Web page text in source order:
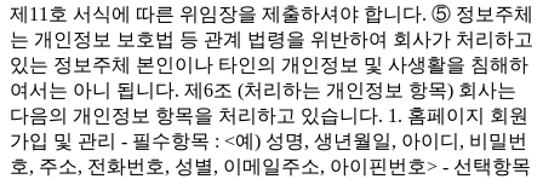
제11호 서식에 따른 위임장을 제출하셔야 합니다. ⑤ 정보주체
는 개인정보 보호법 등 관계 법령을 위반하여 회사가 처리하고
있는 정보주체 본인이나 타인의 개인정보 및 사생활을 침해하
여서는 아니 됩니다. 제6조 (처리하는 개인정보 항목) 회사는
다음의 개인정보 항목을 처리하고 있습니다. 1. 홈페이지 회원
가입 및 관리 - 필수항목 : <예) 성명, 생년월일, 아이디, 비밀번
호, 주소, 전화번호, 성별, 이메일주소, 아이핀번호> - 선택항목